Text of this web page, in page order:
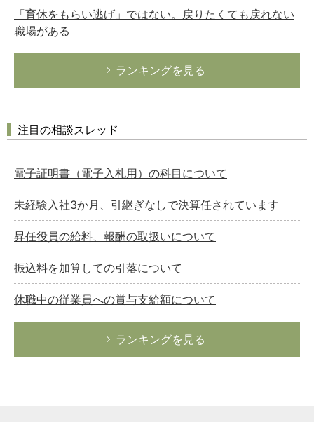
「育休をもらい逃げ」ではない。戻りたくても戻れない
職場がある
ランキングを見る
注目の相談スレッド
電子証明書（電子入札用）の科目について
未経験入社3か月、引継ぎなしで決算任されています
昇任役員の給料、報酬の取扱いについて
振込料を加算しての引落について
休職中の従業員への賞与支給額について
ランキングを見る